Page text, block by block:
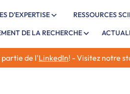
D'EXPERTISE RESSOURCES
DE LA RECHERCHE
partie de l'LinkedIn! - Visitez notre